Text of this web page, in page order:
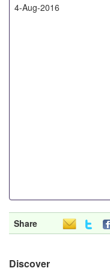
4-Aug-2016
Share
Discover